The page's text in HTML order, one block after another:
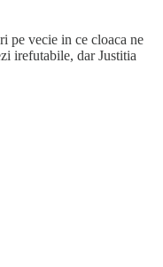
pe vecie in ce cloaca ne
irefutabile, dar Justitia